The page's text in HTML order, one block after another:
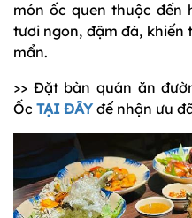
món ốc quen thuộc đến
tươi ngon, đậm đà, khiến
mẩn.
>> Đặt bàn quán ăn
Ốc TẠI ĐÂY để nhận ưu